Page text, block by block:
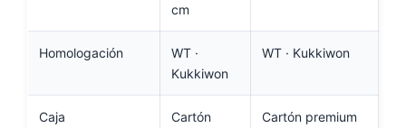
cm
Homologación
WT ·
Kukkiwon
WT · Kukkiwon
Caja
Cartón
Cartón premium